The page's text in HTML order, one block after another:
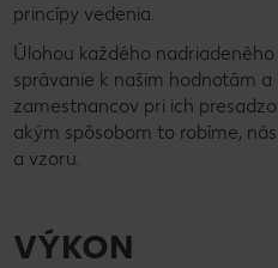
princípy vedenia.
Úlohou každého
správanie k našim hodnotám
zamestnancov pri ich
akým spôsobom to robíme,
a vzoru.
VÝKON